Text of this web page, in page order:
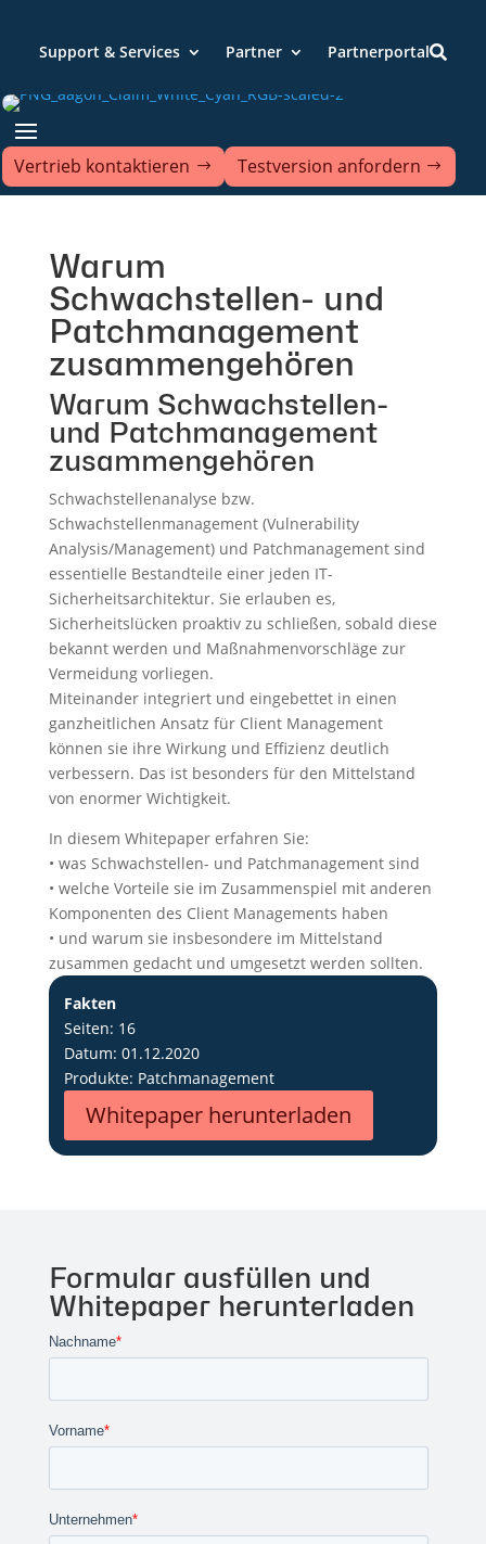
Support & Services Partner Partnerportal
Vertrieb kontaktieren Testversion anfordern
Warum
Schwachstellen- und
Patchmanagement
zusammengehören
Warum Schwachstellen-
und Patchmanagement
zusammengehören
Schwachstellenanalyse bzw.
Schwachstellenmanagement (Vulnerability
Analysis/Management) und Patchmanagement sind
essentielle Bestandteile einer jeden IT-
Sicherheitsarchitektur. Sie erlauben es,
Sicherheitslücken proaktiv zu schließen, sobald diese
bekannt werden und Maßnahmenvorschläge zur
Vermeidung vorliegen.
Miteinander integriert und eingebettet in einen
ganzheitlichen Ansatz für Client Management
können sie ihre Wirkung und Effizienz deutlich
verbessern. Das ist besonders für den Mittelstand
von enormer Wichtigkeit.
In diesem Whitepaper erfahren Sie:
• was Schwachstellen- und Patchmanagement sind
• welche Vorteile sie im Zusammenspiel mit anderen
Komponenten des Client Managements haben
• und warum sie insbesondere im Mittelstand
zusammen gedacht und umgesetzt werden sollten.
Fakten
Seiten: 16
Datum: 01.12.2020
Produkte: Patchmanagement
Whitepaper herunterladen
Formular ausfüllen und
Whitepaper herunterladen